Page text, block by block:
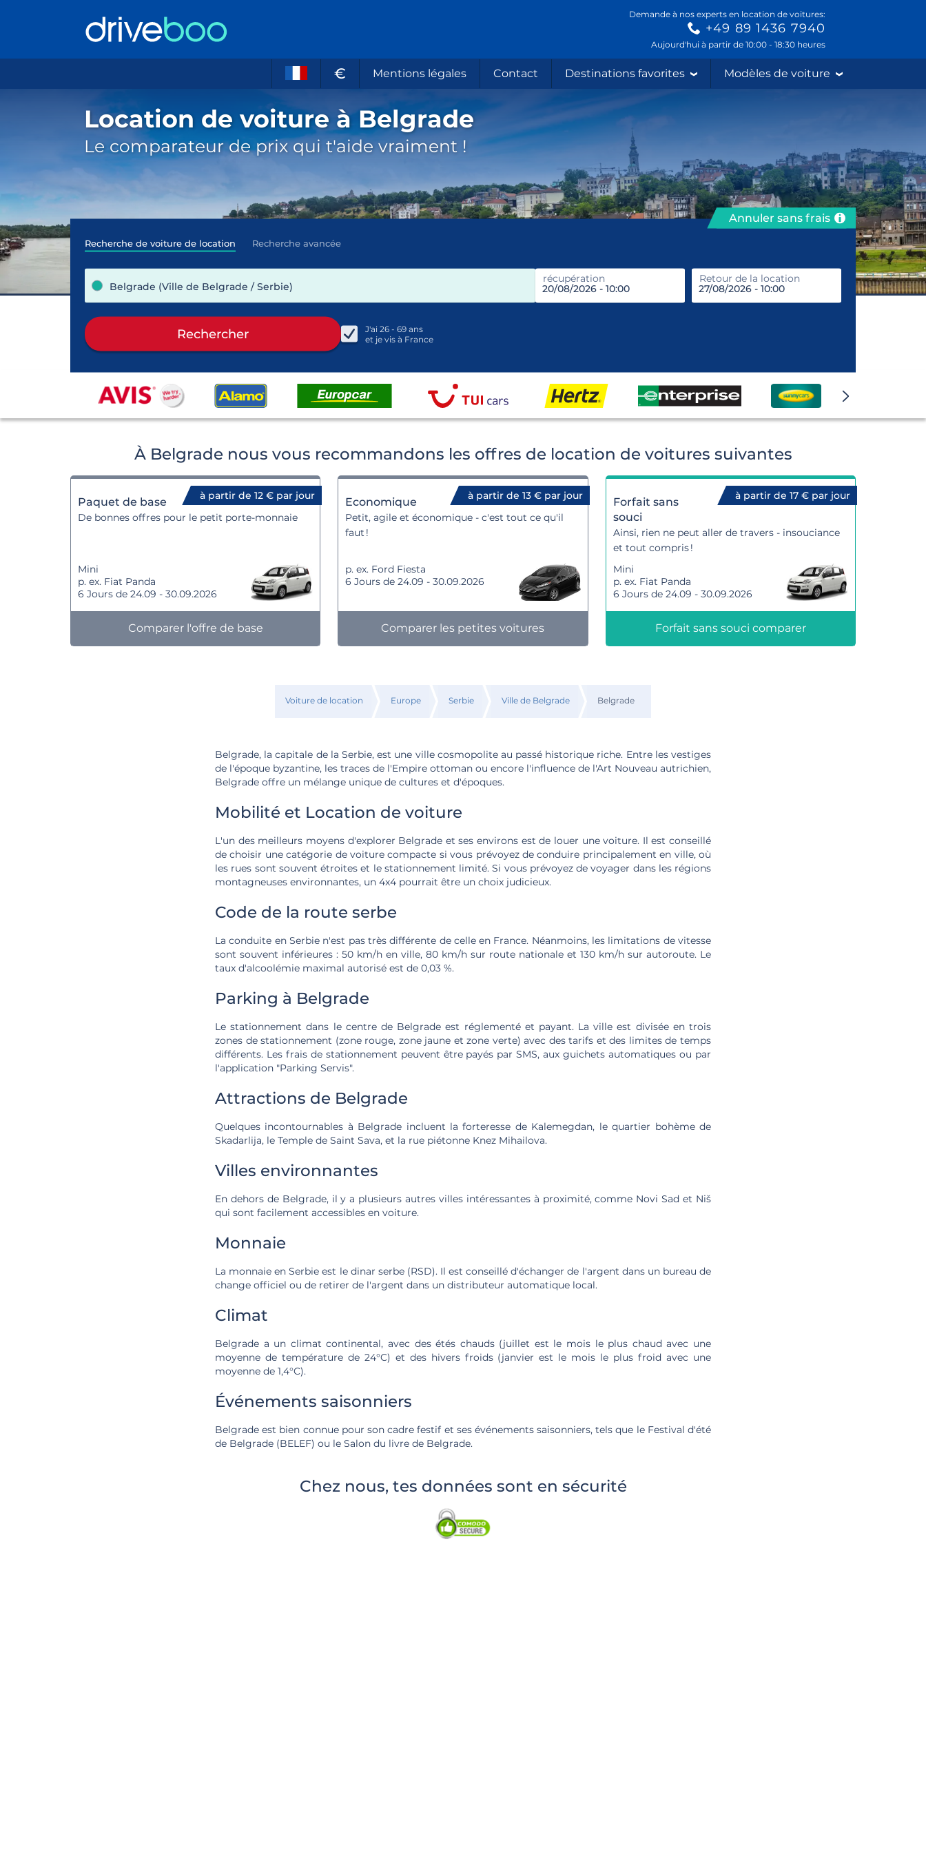
Demande à nos experts en location de voitures:
+49 89 1436 7940
Aujourd'hui à partir de 10:00 - 18:30 heures
€ Mentions légales Contact Destinations favorites Modèles de voiture
Location de voiture à Belgrade
Le comparateur de prix qui t'aide vraiment !
Annuler sans frais
Recherche de voiture de location Recherche avancée
Belgrade (Ville de Belgrade / Serbie)
récupération Retour de la location
prendre
J'ai 26 - 69 ans
et je vis à France
Rechercher
À Belgrade nous vous recommandons les offres de location de voitures suivantes
à partir de 12 € par jour
Paquet de base
De bonnes offres pour le petit porte-monnaie
Mini
p. ex. Fiat Panda
6 Jours de 24.09 - 30.09.2026
Comparer l'offre de base
à partir de 13 € par jour
Economique
Petit, agile et économique - c'est tout ce qu'il
faut !
p. ex. Ford Fiesta
6 Jours de 24.09 - 30.09.2026
Comparer les petites voitures
à partir de 17 € par jour
Forfait sans
souci
Ainsi, rien ne peut aller de travers - insouciance
et tout compris !
Mini
p. ex. Fiat Panda
6 Jours de 24.09 - 30.09.2026
Forfait sans souci comparer
Voiture de location Europe Serbie Ville de Belgrade Belgrade
Belgrade, la capitale de la Serbie, est une ville cosmopolite au passé historique riche. Entre les vestiges
de l'époque byzantine, les traces de l'Empire ottoman ou encore l'influence de l'Art Nouveau autrichien,
Belgrade offre un mélange unique de cultures et d'époques.
Mobilité et Location de voiture
L'un des meilleurs moyens d'explorer Belgrade et ses environs est de louer une voiture. Il est conseillé
de choisir une catégorie de voiture compacte si vous prévoyez de conduire principalement en ville, où
les rues sont souvent étroites et le stationnement limité. Si vous prévoyez de voyager dans les régions
montagneuses environnantes, un 4x4 pourrait être un choix judicieux.
Code de la route serbe
La conduite en Serbie n'est pas très différente de celle en France. Néanmoins, les limitations de vitesse
sont souvent inférieures : 50 km/h en ville, 80 km/h sur route nationale et 130 km/h sur autoroute. Le
taux d'alcoolémie maximal autorisé est de 0,03 %.
Parking à Belgrade
Le stationnement dans le centre de Belgrade est réglementé et payant. La ville est divisée en trois
zones de stationnement (zone rouge, zone jaune et zone verte) avec des tarifs et des limites de temps
différents. Les frais de stationnement peuvent être payés par SMS, aux guichets automatiques ou par
l'application "Parking Servis".
Attractions de Belgrade
Quelques incontournables à Belgrade incluent la forteresse de Kalemegdan, le quartier bohème de
Skadarlija, le Temple de Saint Sava, et la rue piétonne Knez Mihailova.
Villes environnantes
En dehors de Belgrade, il y a plusieurs autres villes intéressantes à proximité, comme Novi Sad et Niš
qui sont facilement accessibles en voiture.
Monnaie
La monnaie en Serbie est le dinar serbe (RSD). Il est conseillé d'échanger de l'argent dans un bureau de
change officiel ou de retirer de l'argent dans un distributeur automatique local.
Climat
Belgrade a un climat continental, avec des étés chauds (juillet est le mois le plus chaud avec une
moyenne de température de 24°C) et des hivers froids (janvier est le mois le plus froid avec une
moyenne de 1,4°C).
Événements saisonniers
Belgrade est bien connue pour son cadre festif et ses événements saisonniers, tels que le Festival d'été
de Belgrade (BELEF) ou le Salon du livre de Belgrade.
Chez nous, tes données sont en sécurité